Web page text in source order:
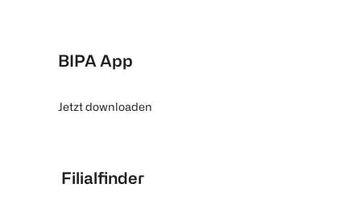
BIPA App
Jetzt downloaden
Filialfinder